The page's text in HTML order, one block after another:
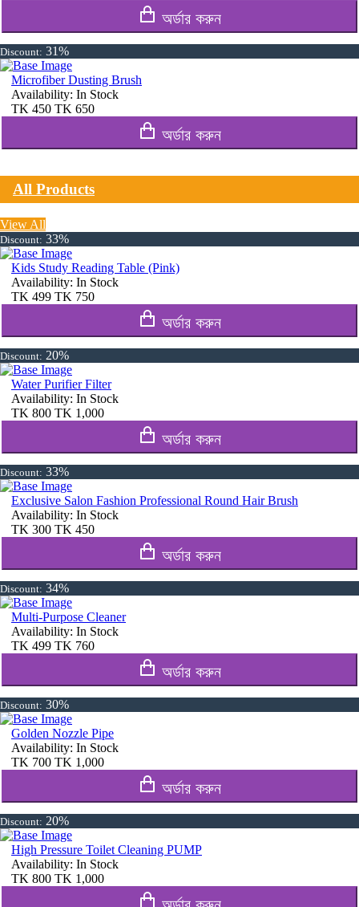
অর্ডার করুন
Discount: 31%
Microfiber Dusting Brush
Availability: In Stock
TK 450 TK 650
অর্ডার করুন
All Products
View All
Discount: 33%
Kids Study Reading Table (Pink)
Availability: In Stock
TK 499 TK 750
অর্ডার করুন
Discount: 20%
Water Purifier Filter
Availability: In Stock
TK 800 TK 1,000
অর্ডার করুন
Discount: 33%
Exclusive Salon Fashion Professional Round Hair Brush
Availability: In Stock
TK 300 TK 450
অর্ডার করুন
Discount: 34%
Multi-Purpose Cleaner
Availability: In Stock
TK 499 TK 760
অর্ডার করুন
Discount: 30%
Golden Nozzle Pipe
Availability: In Stock
TK 700 TK 1,000
অর্ডার করুন
Discount: 20%
High Pressure Toilet Cleaning PUMP
Availability: In Stock
TK 800 TK 1,000